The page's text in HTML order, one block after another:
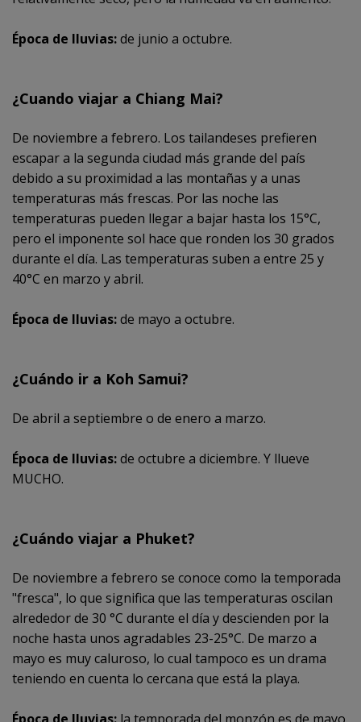
Época de lluvias:de junio a octubre.
¿Cuando viajar a Chiang Mai?
De noviembre a febrero. Los tailandeses prefieren
escapar a la segunda ciudad más grande del país
debido a su proximidad a las montañas y a unas
temperaturas más frescas. Por las noche las
temperaturas pueden llegar a bajar hasta los 15°C,
pero el imponente sol hace que ronden los 30 grados
durante el día. Las temperaturas suben a entre 25 y
40°C en marzo y abril.
Época de lluvias:de mayo a octubre.
¿Cuándo ir a Koh Samui?
De abril a septiembre o de enero a marzo.
Época de lluvias:de octubre a diciembre. Y llueve
MUCHO.
¿Cuándo viajar a Phuket?
De noviembre a febrero se conoce como la temporada
"fresca", lo que significa que las temperaturas oscilan
alrededor de 30 °C durante el día y descienden por la
noche hasta unos agradables 23-25°C. De marzo a
mayo es muy caluroso, lo cual tampoco es un drama
teniendo en cuenta lo cercana que está la playa.